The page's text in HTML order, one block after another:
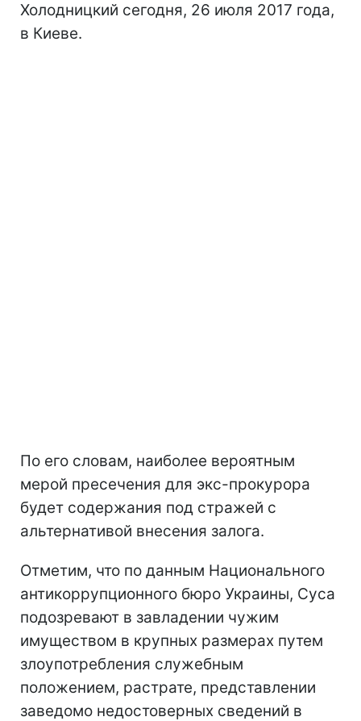
Холодницкий сегодня, 26 июля 2017 года,
в Киеве.
По его словам, наиболее вероятным
мерой пресечения для экс-прокурора
будет содержания под стражей с
альтернативой внесения залога.
Отметим, что по данным Национального
антикоррупционного бюро Украины, Суса
подозревают в завладении чужим
имуществом в крупных размерах путем
злоупотребления служебным
положением, растрате, представлении
заведомо недостоверных сведений в